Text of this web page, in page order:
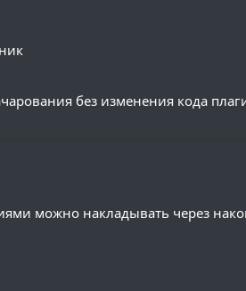
без изменения кода
можно накладывать через